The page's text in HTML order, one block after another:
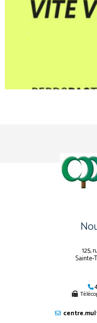
.
125,
Sainte-